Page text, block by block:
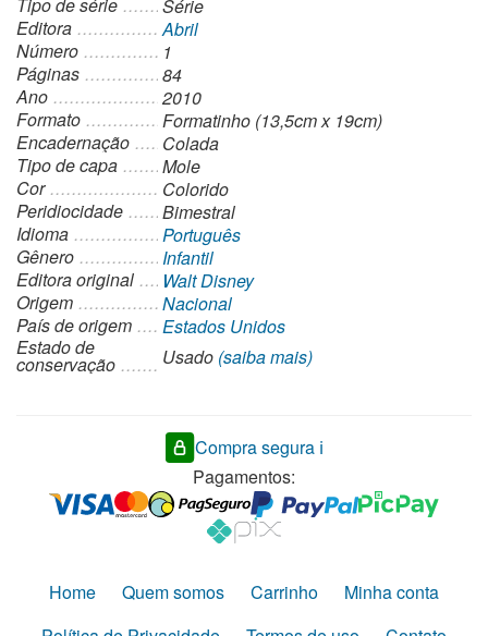
Série
Editora
Abril
Número
1
Páginas
84
Ano
2010
Formato
Formatinho (13,5cm x 19cm)
Encadernação
Colada
Tipo de capa
Mole
Cor
Colorido
Peridiocidade
Bimestral
Idioma
Português
Gênero
Infantil
Editora original
Walt Disney
Origem
Nacional
País de origem
Estados Unidos
Estado de
conservação Usado (saiba mais)
Compra segura ℹ️
Pagamentos:
Home Quem somos Carrinho
Minha conta